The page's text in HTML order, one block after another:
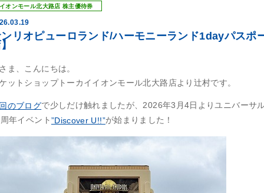
イオンモール北大路店 株主優待券
リオピューロランド/ハーモニーランド1dayパスポ
ま、こんにちは。
ットショップトーカイイオンモール北大路店より辻村です。
のブログで少しだけ触れましたが、2026年3月4日よりユニバーサ
年イベント”Discover U!!”が始まりました！